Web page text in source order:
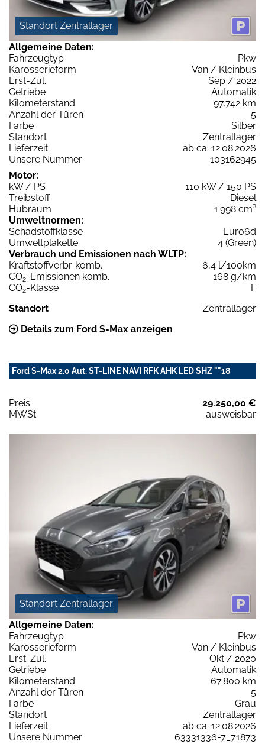
Standort Zentrallager
Allgemeine Daten:
Fahrzeugtyp
Pkw
Karosserieform
Van / Kleinbus
Erst-Zul.
Sep / 2022
Getriebe
Automatik
Kilometerstand
97.742 km
Anzahl der Türen
5
Farbe
Silber
Standort
Zentrallager
Lieferzeit
ab ca. 12.08.2026
Unsere Nummer
103162945
Motor:
kW / PS
110 kW / 150 PS
Treibstoff
Diesel
Hubraum
1.998 cm³
Umweltnormen:
Schadstoffklasse
Euro6d
Umweltplakette
4 (Green)
Verbrauch und Emissionen nach WLTP:
Kraftstoffverbr. komb.
6,4 l/100km
CO2-Emissionen komb.
168 g/km
CO2-Klasse
F
Standort
Zentrallager
Details zum Ford S-Max anzeigen
Ford S-Max 2.0 Aut. ST-LINE NAVI RFK AHK LED SHZ ""18
Preis:
29.250,00 €
MWSt:
ausweisbar
Standort Zentrallager
Allgemeine Daten:
Fahrzeugtyp
Pkw
Karosserieform
Van / Kleinbus
Erst-Zul.
Okt / 2020
Getriebe
Automatik
Kilometerstand
67.800 km
Anzahl der Türen
5
Farbe
Grau
Standort
Zentrallager
Lieferzeit
ab ca. 12.08.2026
Unsere Nummer
63331336-7_71873